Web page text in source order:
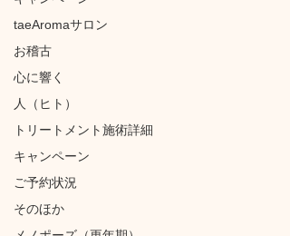
taeAromaサロン
お稽古
心に響く
人（ヒト）
トリートメント施術詳細
キャンペーン
ご予約状況
そのほか